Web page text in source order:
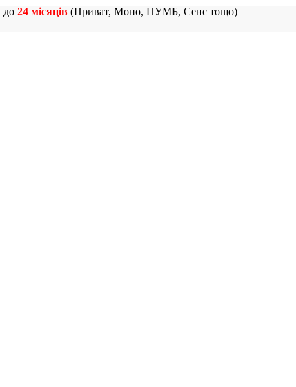
до 24 місяців(Приват, Моно, ПУМБ, Сенс тощо)